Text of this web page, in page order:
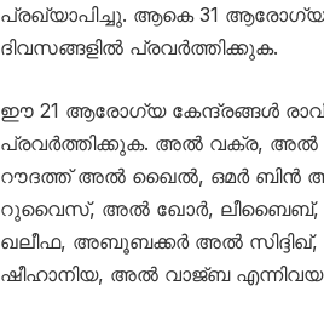
പ്രഖ്യാപിച്ചു. ആകെ 31 ആരോഗ്യ
ദിവസങ്ങളിൽ പ്രവർത്തിക്കുക.
ഈ 21 ആരോഗ്യ കേന്ദ്രങ്ങൾ
പ്രവർത്തിക്കുക. അൽ വക്ര, അൽ
റൗദത്ത് അൽ ഖൈൽ, ഒമർ ബിൻ
റുവൈസ്, അൽ ഖോർ, ലീബൈബ്,
ഖലീഫ, അബൂബക്കർ അൽ
ഷീഹാനിയ, അൽ വാജ്ബ